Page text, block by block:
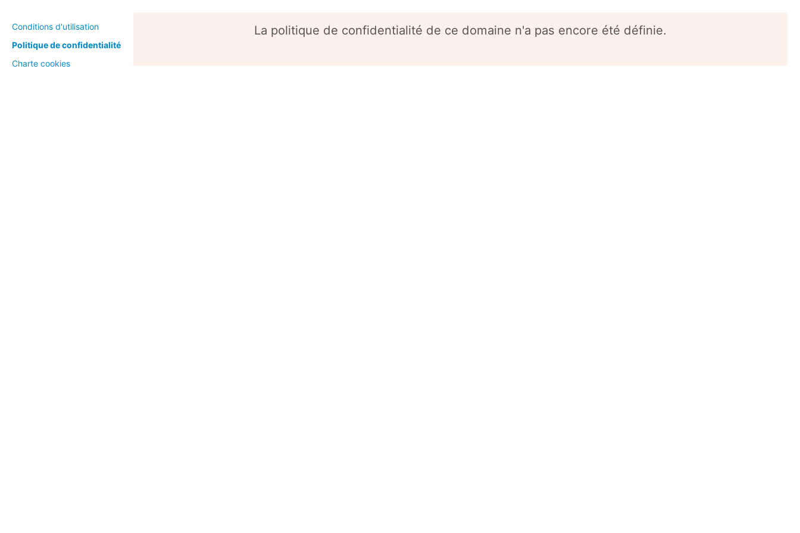
Conditions d'utilisation
Politique de confidentialité
Charte cookies
La politique de confidentialité de ce domaine n'a pas encore été définie.